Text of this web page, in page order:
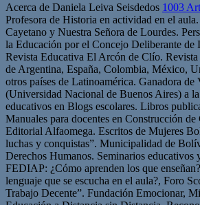
Acerca de Daniela Leiva Seisdedos 1003
Profesora de Historia en actividad en el
Cayetano y Nuestra Señora de Lourdes.
la Educación por el Concejo Deliberante de
Revista Educativa El Arcón de Clío. Revista
de Argentina, España, Colombia, México,
otros países de Latinoamérica. Ganadora
(Universidad Nacional de Buenos Aires) a
educativos en Blogs escolares. Libros
Manuales para docentes en Construcción
Editorial Alfaomega. Escritos de Mujeres
luchas y conquistas”. Municipalidad de
Derechos Humanos. Seminarios educativos
FEDIAP: ¿Cómo aprenden los que
lenguaje que se escucha en el aula?, Foro
Trabajo Decente”. Fundación Emocionar,